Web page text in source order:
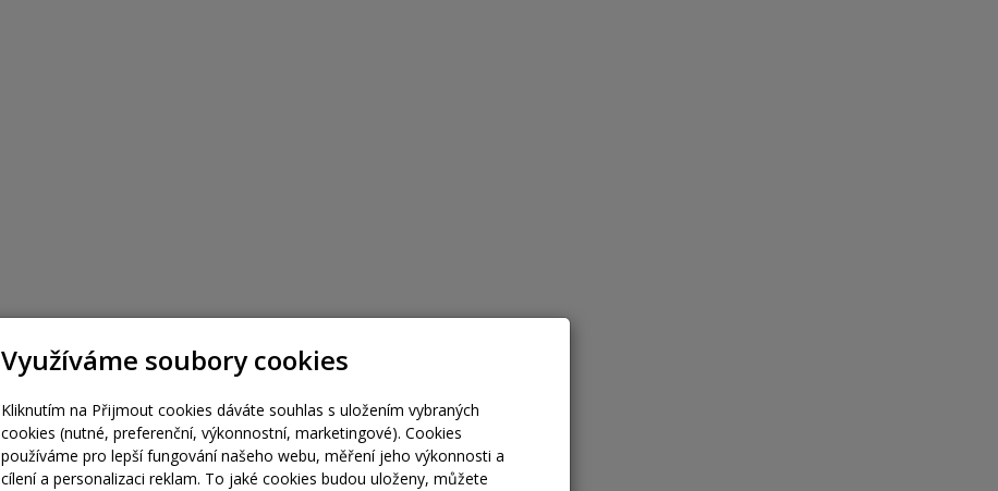
Využíváme soubory cookies
Kliknutím na Přijmout cookies dáváte souhlas s uložením vybraných
cookies (nutné, preferenční, výkonnostní, marketingové). Cookies
používáme pro lepší fungování našeho webu, měření jeho výkonnosti a
cílení a personalizaci reklam. To jaké cookies budou uloženy, můžete